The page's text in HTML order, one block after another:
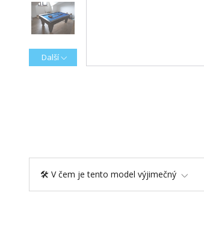
Další
🛠️ V čem je tento model výjimečný